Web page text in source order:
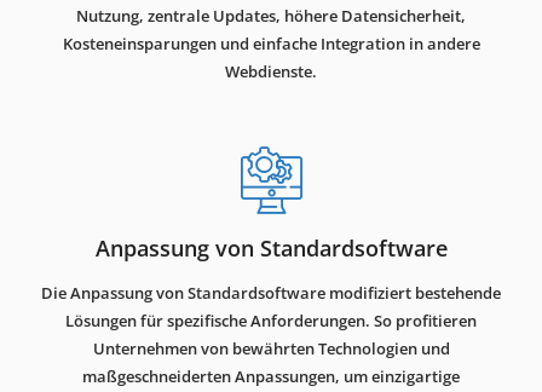
Nutzung, zentrale Updates, höhere Datensicherheit,
Kosteneinsparungen und einfache Integration in andere
Webdienste.
Anpassung von Standardsoftware
Die Anpassung von Standardsoftware modifiziert bestehende
Lösungen für spezifische Anforderungen. So profitieren
Unternehmen von bewährten Technologien und
maßgeschneiderten Anpassungen, um einzigartige